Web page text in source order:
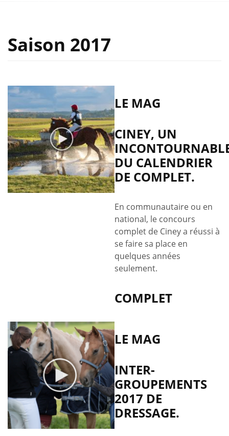
Saison 2017
LE MAG
CINEY, UN
DU CALENDRIER
DE COMPLET.
En communautaire ou en
national, le concours
complet de Ciney a réussi à
se faire sa place en
quelques années
seulement.
COMPLET
LE MAG
INTER-
GROUPEMENTS
2017 DE
DRESSAGE.